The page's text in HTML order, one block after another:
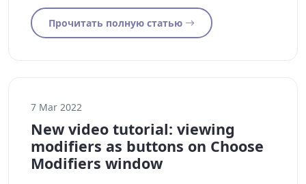
Прочитать полную статью
7 Mar 2022
New video tutorial: viewing
modifiers as buttons on Choose
Modifiers window